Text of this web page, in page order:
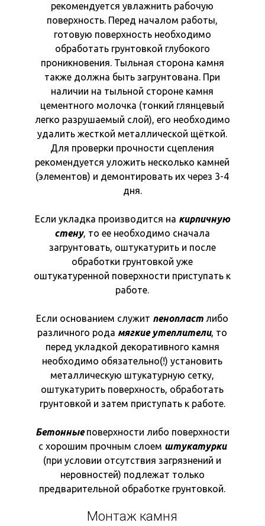
рекомендуется увлажнить рабочую
поверхность. Перед началом работы,
готовую поверхность необходимо
обработать грунтовкой глубокого
проникновения. Тыльная сторона камня
также должна быть загрунтована. При
наличии на тыльной стороне камня
цементного молочка (тонкий глянцевый
легко разрушаемый слой), его необходимо
удалить жесткой металлической щёткой.
Для проверки прочности сцепления
рекомендуется уложить несколько камней
(элементов) и демонтировать их через 3-4
дня.
Если укладка производится на кирпичную
стену, то ее необходимо сначала
загрунтовать, оштукатурить и после
обработки грунтовкой уже
оштукатуренной поверхности приступать к
работе.
Если основанием служит пенопласт либо
различного рода мягкие утеплители, то
перед укладкой декоративного камня
необходимо обязательно(!) установить
металлическую штукатурную сетку,
оштукатурить поверхность, обработать
грунтовкой и затем приступать к работе.
Бетонныеповерхности либо поверхности
с хорошим прочным слоем штукатурки
(при условии отсутствия загрязнений и
неровностей) подлежат только
предварительной обработке грунтовкой.
Монтаж камня